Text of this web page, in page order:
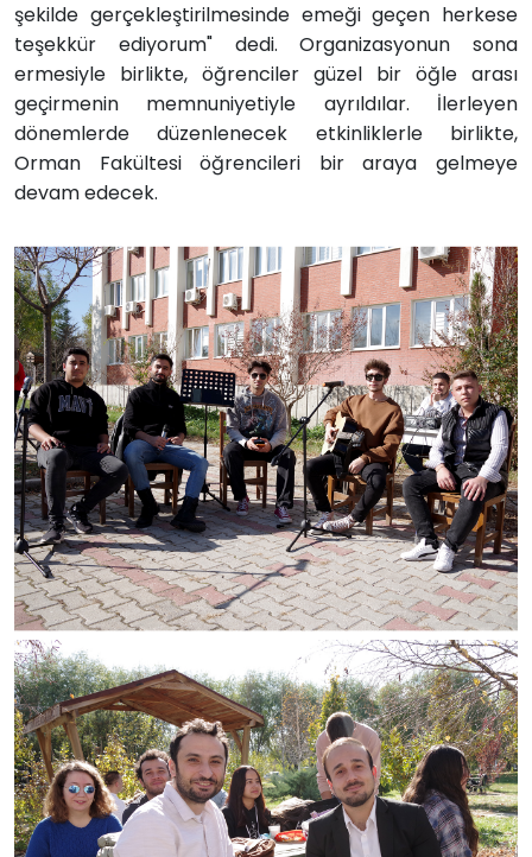
şekilde gerçekleştirilmesinde emeği geçen herkese
teşekkür ediyorum" dedi. Organizasyonun sona
ermesiyle birlikte, öğrenciler güzel bir öğle arası
geçirmenin memnuniyetiyle ayrıldılar. İlerleyen
dönemlerde düzenlenecek etkinliklerle birlikte,
Orman Fakültesi öğrencileri bir araya gelmeye
devam edecek.